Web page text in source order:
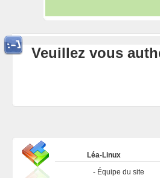
Veuillez vous
Léa-Linux
Équipe du site